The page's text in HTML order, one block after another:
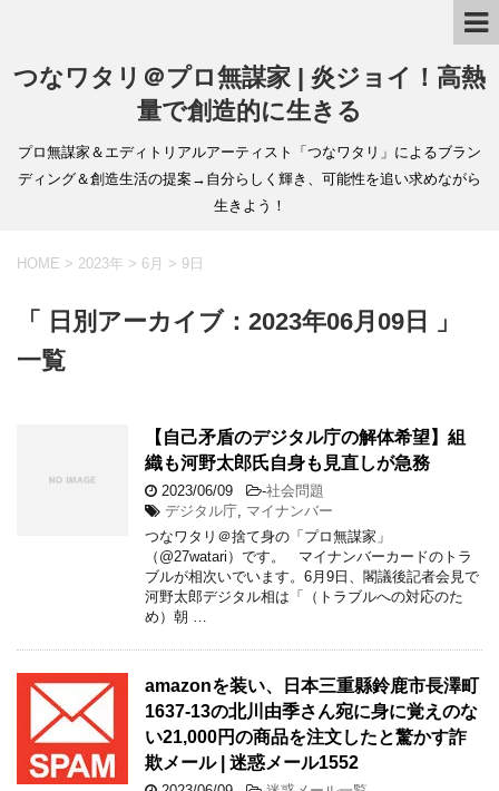
つなワタリ＠プロ無謀家 | 炎ジョイ！高熱
量で創造的に生きる
プロ無謀家＆エディトリアルアーティスト「つなワタリ」によるブラン
ディング＆創造生活の提案→自分らしく輝き、可能性を追い求めながら
生きよう！
HOME > 2023年 > 6月 > 9日
「 日別アーカイブ：2023年06月09日 」
一覧
【自己矛盾のデジタル庁の解体希望】組
織も河野太郎氏自身も見直しが急務
2023/06/09 -社会問題
デジタル庁 マイナンバー
つなワタリ＠捨て身の「プロ無謀家」
（@27watari）です。 マイナンバーカードのトラ
ブルが相次いでいます。6月9日、閣議後記者会見で
河野太郎デジタル相は「（トラブルへの対応のた
め）朝 …
amazonを装い、日本三重縣鈴鹿市長澤町
1637-13の北川由季さん宛に身に覚えのな
い21,000円の商品を注文したと驚かす詐
欺メール | 迷惑メール1552